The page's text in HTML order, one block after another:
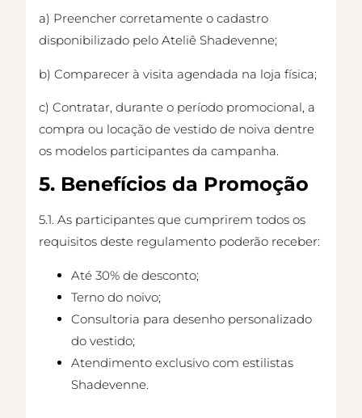
a) Preencher corretamente o cadastro
disponibilizado pelo Ateliê Shadevenne;
b) Comparecer à visita agendada na loja física;
c) Contratar, durante o período promocional, a
compra ou locação de vestido de noiva dentre
os modelos participantes da campanha.
5. Benefícios da Promoção
5.1. As participantes que cumprirem todos os
requisitos deste regulamento poderão receber:
Até 30% de desconto;
Terno do noivo;
Consultoria para desenho personalizado
do vestido;
Atendimento exclusivo com estilistas
Shadevenne.